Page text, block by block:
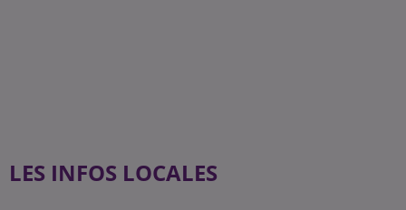
LES INFOS LOCALES